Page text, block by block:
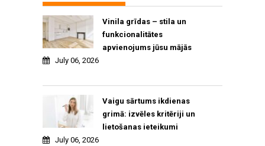
Vinila grīdas – stila un
funkcionalitātes
apvienojums jūsu mājās
July 06, 2026
Vaigu sārtums ikdienas
grimā: izvēles kritēriji un
lietošanas ieteikumi
July 06, 2026